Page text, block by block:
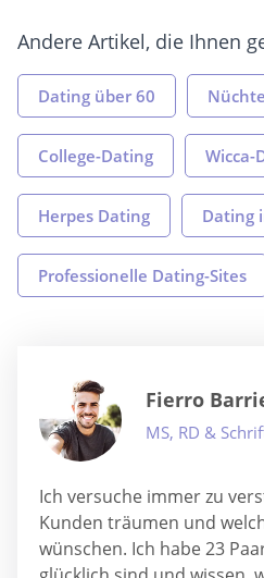
Andere Artikel, die Ihnen
Dating über 60
College-Dating Wicca-
Herpes Dating Dating
Professionelle Dating-Sites
Fierro
MS, RD &
Ich versuche immer zu
Kunden träumen und
wünschen. Ich habe 23